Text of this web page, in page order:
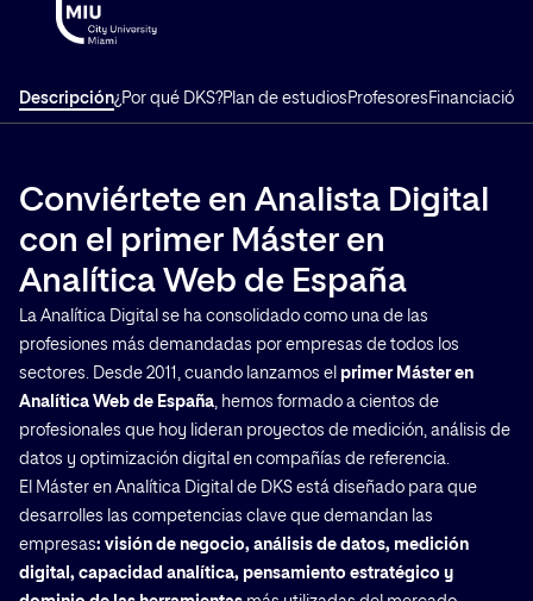
Descripción¿Por qué DKS?Plan de estudios Profesores Financiación
Conviértete en Analista Digital
con el primer Máster en
Analítica Web de España
La Analítica Digital se ha consolidado como una de las
profesiones más demandadas por empresas de todos los
sectores. Desde 2011, cuando lanzamos el primer Máster en
Analítica Web de España , hemos formado a cientos de
profesionales que hoy lideran proyectos de medición, análisis de
datos y optimización digital en compañías de referencia.
El Máster en Analítica Digital de DKS está diseñado para que
desarrolles las competencias clave que demandan las
empresas: visión de negocio, análisis de datos, medición
digital, capacidad analítica, pensamiento estratégico y
Cerrar